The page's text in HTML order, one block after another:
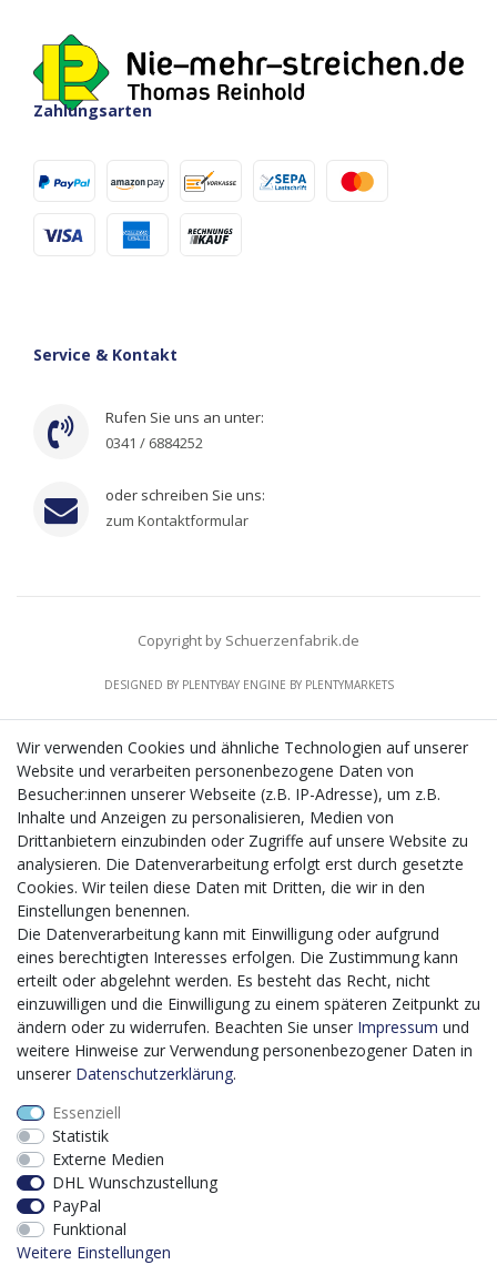
Zahlungsarten
Service & Kontakt
Rufen Sie uns an unter:
0341 / 6884252
oder schreiben Sie uns:
zum Kontaktformular
Copyright by Schuerzenfabrik.de
DESIGNED BY PLENTYBAYENGINE BY PLENTYMARKETS
CMS-Softwaresystems zur digitalen Optimierung
von Geschäftsprozessen
Mit dem vorgenannten Projekt, welches im Zeitraum vom
20.12.2023 bis zum 29.02.2024 im Rahmen des
Förderprogrammes Digitalisierung Zuschuss EFRE 2021
bis 2027 umgesetzt wird, möchten wir in die Anschaffung
eines Content-Management-Systems (CMS-
Softwaresystem) investieren, um unseren Online-Shop
künftig selbst verwalten zu können. Diese Software dient
der effizienteren gemeinschaftlichen Erstellung,
Bearbeitung, Organisation und Darstellung digitaler
Inhalte (Content) in unserem Unternehmen. Dies ist
insbesondere für den Vertrieb von Bedeutung. Bisher
Software digitalisiert werden was zu einer enormen
Zeitersparnis führt.
Dieses Vorhaben wird kofinanziert von der Europäischen
Union mithilfe von EFRE-Mitteln sowie durch Steuermittel
auf der Grundlage des vom Sächsischen Landtag
beschlossenen Haushaltes.
Wir verwenden Cookies und ähnliche Technologien auf unserer
Website und verarbeiten personenbezogene Daten von
Besucher:innen unserer Webseite (z.B. IP-Adresse), um z.B.
Inhalte und Anzeigen zu personalisieren, Medien von
Drittanbietern einzubinden oder Zugriffe auf unsere Website zu
analysieren. Die Datenverarbeitung erfolgt erst durch gesetzte
Cookies. Wir teilen diese Daten mit Dritten, die wir in den
Einstellungen benennen.
Die Datenverarbeitung kann mit Einwilligung oder aufgrund
eines berechtigten Interesses erfolgen. Die Zustimmung kann
erteilt oder abgelehnt werden. Es besteht das Recht, nicht
einzuwilligen und die Einwilligung zu einem späteren Zeitpunkt zu
ändern oder zu widerrufen. Beachten Sie unser Impressum und
weitere Hinweise zur Verwendung personenbezogener Daten in
unserer Daten­schutz­erklärung.
Essenziell
Statistik
Externe Medien
DHL Wunschzustellung
PayPal
Funktional
Weitere Einstellungen